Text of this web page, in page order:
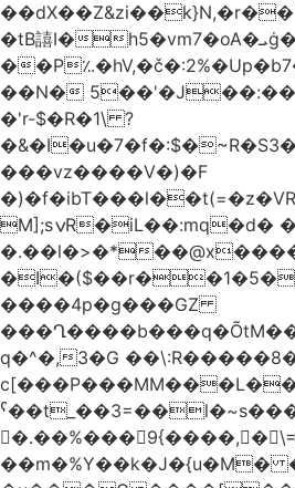
�tB譆I�h5�vm7�oA�ܝġ�,A
��P؉�hV,�č�:2%�Up�bݎ��7��ƽ����r�`��bn<1g�(h�ى!
��N�
�'r-$�R�1\ ?
���vz����V�)�F
M];sݍR�iL��:mq�d� �'�Z���!k*�|
�.��l�>�*
����4p�g���GZ
q�^�,3�G
�.��%��� 9{����, �
��m�%Y��k�J�{u�M�